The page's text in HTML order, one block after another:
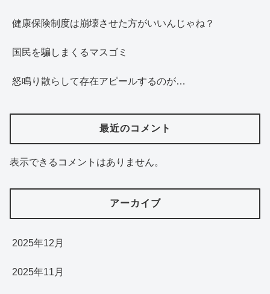
健康保険制度は崩壊させた方がいいんじゃね？
国民を騙しまくるマスゴミ
怒鳴り散らして存在アピールするのが…
最近のコメント
表示できるコメントはありません。
アーカイブ
2025年12月
2025年11月